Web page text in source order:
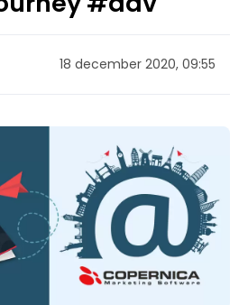
18 december 2020, 09:55